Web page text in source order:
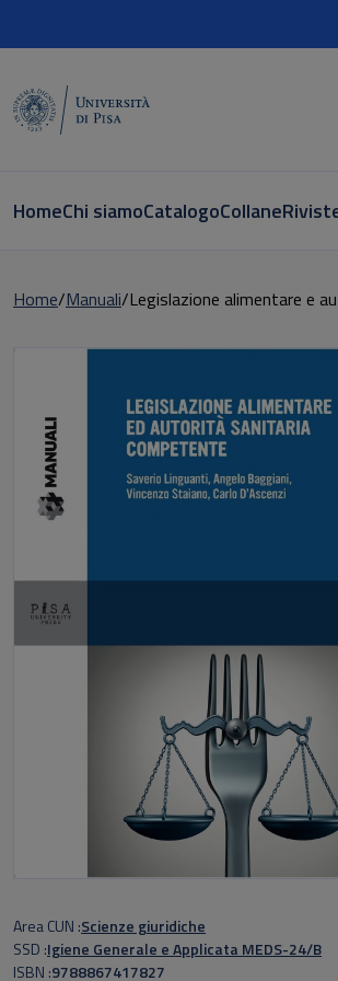
HomeChi siamoCatalogoCollane
Home Manuali Legislazione alimentare e
Area CUN Scienze giuridiche
SSD Igiene Generale e Applicata MEDS-24/B
ISBN 9788867417827